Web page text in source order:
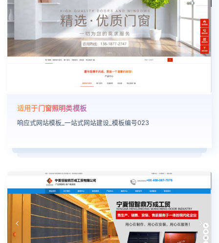
适用于门窗照明类模板
响应式网站模板_一站式网站建设_模板编号023